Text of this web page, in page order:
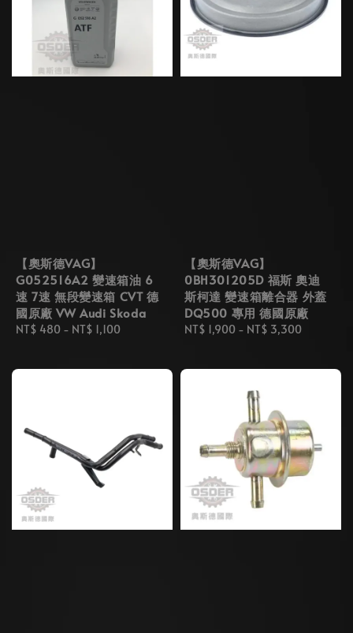
【奧斯德VAG】
G052516A2 變速箱油 6
速 7速 無段變速箱 CVT 德
國原廠 VW Audi Skoda
Regular
NT$ 480 - NT$ 1,100
【奧斯德VAG】
0BH301205D 福斯 奧迪
斯柯達 變速箱離合器 外蓋
DQ500 專用 德國原廠
Regular
NT$ 1,900 - NT$ 3,300